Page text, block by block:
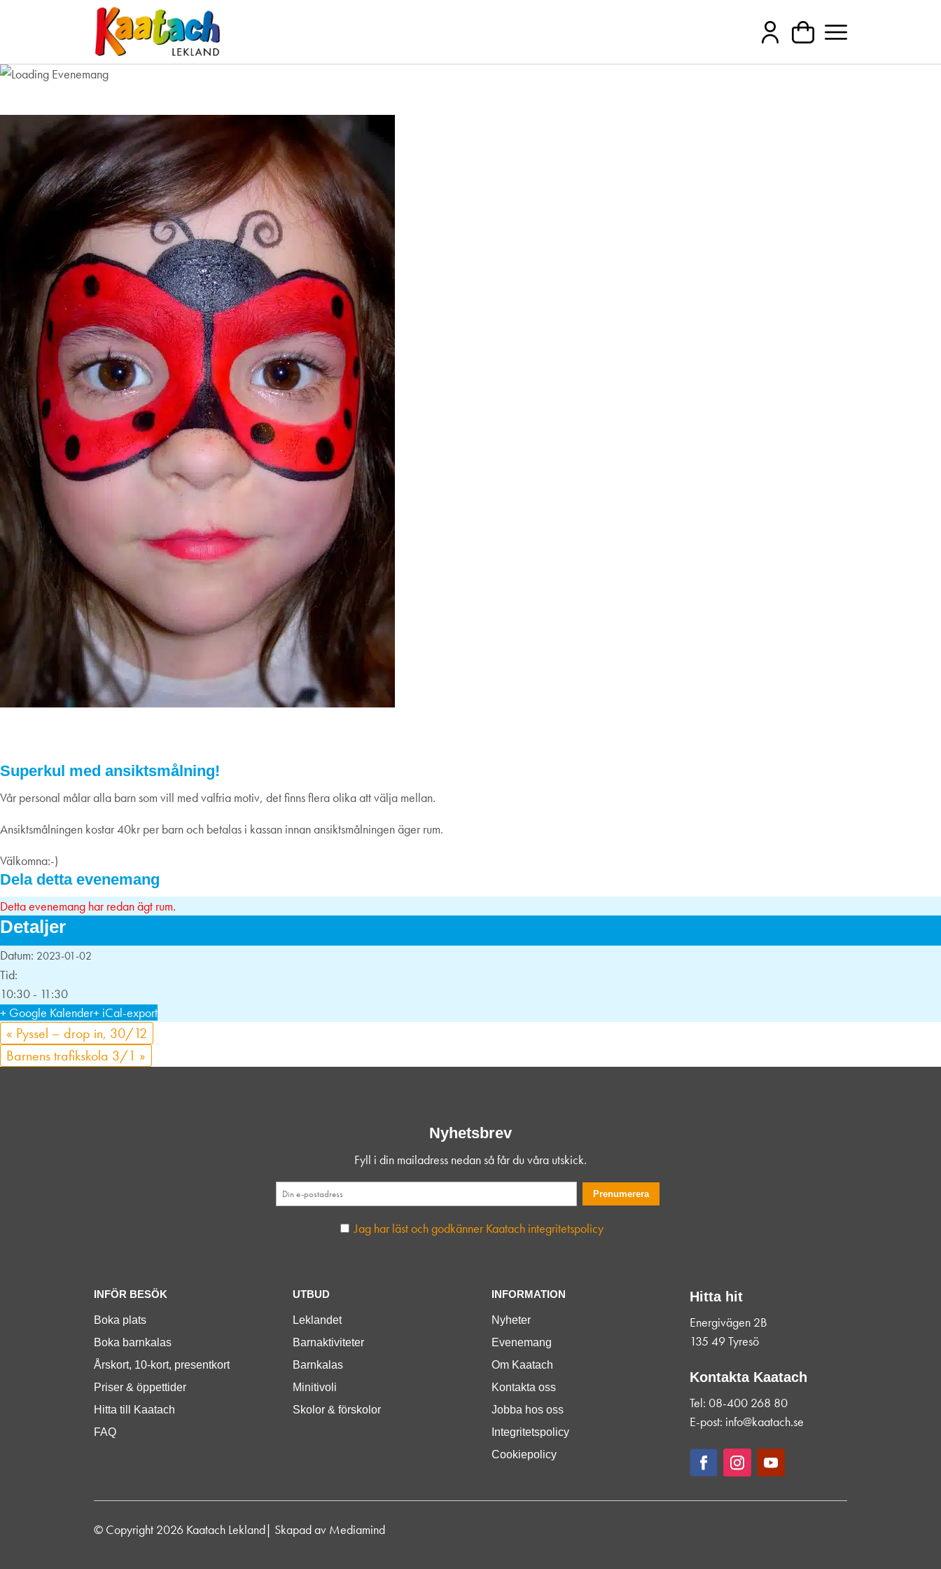
Superkul med ansiktsmålning!
Vår personal målar alla barn som vill med valfria motiv, det finns flera olika att välja mellan.
Ansiktsmålningen kostar 40kr per barn och betalas i kassan innan ansiktsmålningen äger rum.
Välkomna:-)
Dela detta evenemang
Detta evenemang har redan ägt rum.
Detaljer
Datum: 2023-01-02
Tid:
10:30 - 11:30
+ Google Kalender+ iCal-export
« Pyssel – drop in, 30/12
Barnens trafikskola 3/1 »
Nyhetsbrev
Fyll i din mailadress nedan så får du våra utskick.
Jag har läst och godkänner Kaatach integritetspolicy
INFÖR BESÖK
Boka plats
Boka barnkalas
Årskort, 10-kort, presentkort
Priser & öppettider
Hitta till Kaatach
FAQ
UTBUD
Leklandet
Barnaktiviteter
Barnkalas
Minitivoli
Skolor & förskolor
INFORMATION
Nyheter
Evenemang
Om Kaatach
Kontakta oss
Jobba hos oss
Integritetspolicy
Cookiepolicy
Hitta hit
Energivägen 2B
135 49 Tyresö
Kontakta Kaatach
Tel: 08-400 268 80
E-post: info@kaatach.se
© Copyright 2026 Kaatach Lekland| Skapad av Mediamind